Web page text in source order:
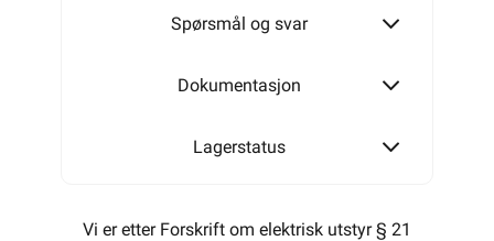
Spørsmål og svar
Dokumentasjon
Lagerstatus
Vi er etter Forskrift om elektrisk utstyr § 21